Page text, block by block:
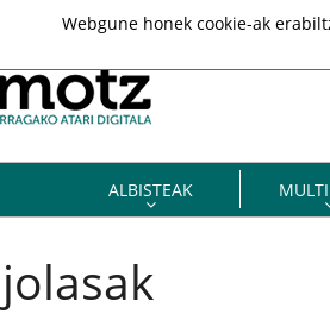
ALBISTEAK
Webgune honek cookie-ak